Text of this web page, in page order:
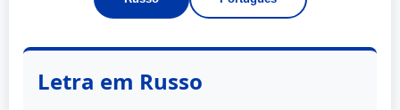
Letra em Russo